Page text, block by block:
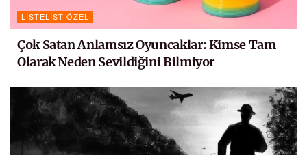
LISTELIST ÖZEL
Çok Satan Anlamsız Oyuncaklar: Kimse Tam
Olarak Neden Sevildiğini Bilmiyor